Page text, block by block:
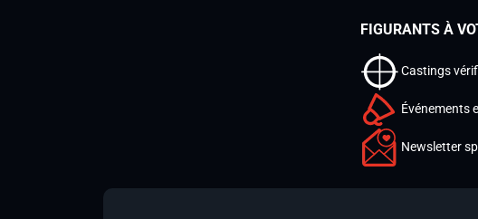
FIGURANTS À
Castings
Événements
Newsletter